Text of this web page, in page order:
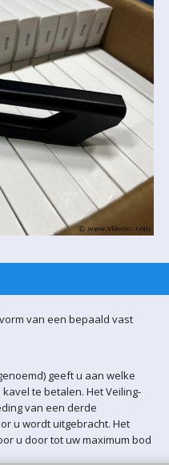
van een bepaald vast
geeft u aan welke
te betalen. Het Veiling-
van een derde
u wordt uitgebracht. Het
u door tot uw maximum bod